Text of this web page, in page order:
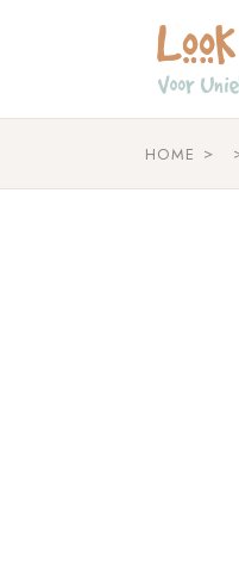
HOME